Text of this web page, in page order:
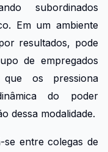
subordinados
Em um ambiente
resultados, pode
de empregados
os pressiona
do poder
dessa modalidade.
se entre colegas de